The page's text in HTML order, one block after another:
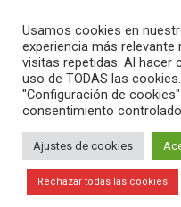
Usamos cookies en
experiencia más
visitas repetidas. Al hacer
uso de TODAS las
"Configuración de
consentimiento
Ajustes de cookies
Rechazar todas las cookies